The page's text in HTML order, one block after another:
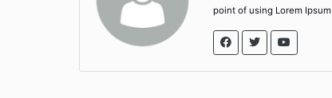
point of using Lorem Ipsum